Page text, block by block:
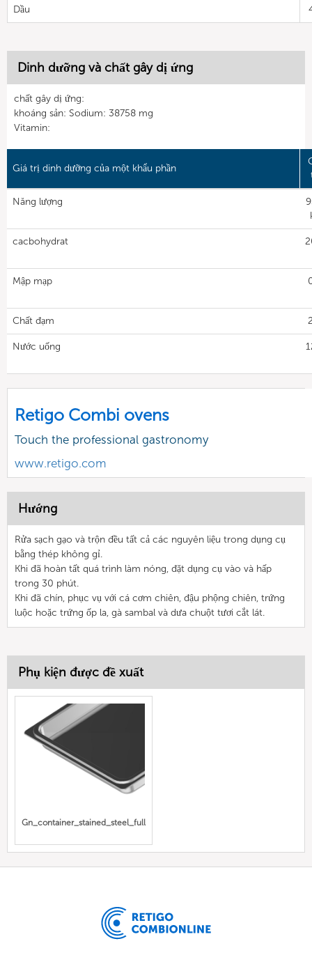
Dầu
Dinh dưỡng và chất gây dị ứng
chất gây dị ứng:
khoáng sản: Sodium: 38758 mg
Vitamin:
Giá trị dinh dưỡng của một khẩu phần
Năng lượng
cacbohydrat
Mập mạp
Chất đạm
Nước uống
Retigo Combi ovens
Touch the professional gastronomy
www.retigo.com
Hướng
Rửa sạch gạo và trộn đều tất cả các nguyên liệu trong dụng cụ
bằng thép không gỉ.
Khi đã hoàn tất quá trình làm nóng, đặt dụng cụ vào và hấp
trong 30 phút.
Khi đã chín, phục vụ với cá cơm chiên, đậu phộng chiên, trứng
luộc hoặc trứng ốp la, gà sambal và dưa chuột tươi cắt lát.
Phụ kiện được đề xuất
Gn_container_stained_steel_full